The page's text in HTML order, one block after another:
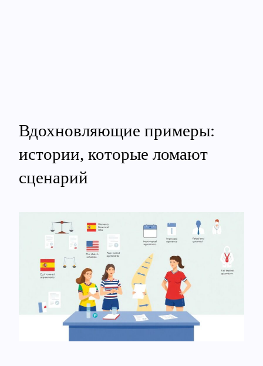
Вдохновляющие примеры:
истории, которые ломают
сценарий